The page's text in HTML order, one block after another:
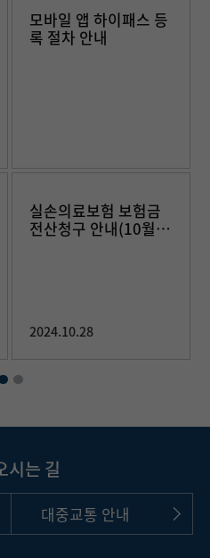
모바일 앱 하이패스 등
록 절차 안내
실손의료보험 보험금
전산청구 안내(10월
2024.10.28
시는 길
대중교통 안내